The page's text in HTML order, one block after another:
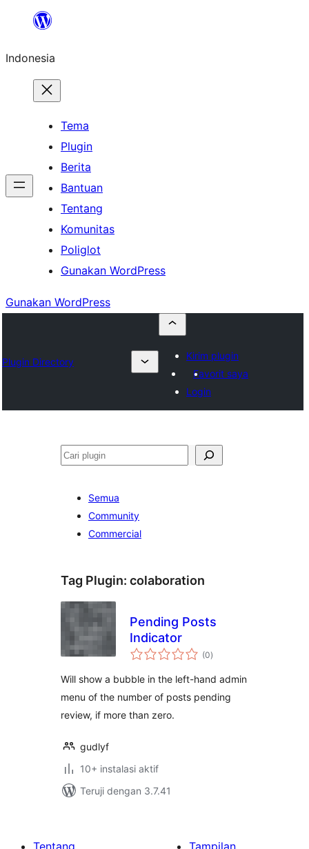
Lewati
konten
Indonesia
Tema
Plugin
Berita
Bantuan
Tentang
Komunitas
Poliglot
Gunakan WordPress
Gunakan WordPress
Plugin Directory
Kirim plugin
Favorit saya
Login
Cari
Semua
Community
Commercial
Tag Plugin: colaboration
Pending Posts
Indicator
(0total
rating
)
Will show a bubble in the left-hand admin
menu of the number of posts pending
review, if more than zero.
gudlyf
10+ instalasi aktif
Teruji dengan 3.7.41
Tentang
Tampilan